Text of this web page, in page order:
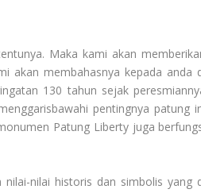
Maka kami akan
akan membahasnya kepada anda
130 tahun sejak
pentingnya patung
Patung Liberty juga
nilai historis dan simbolis yang